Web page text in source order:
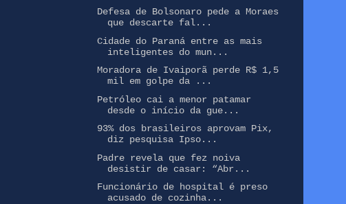
Defesa de Bolsonaro pede a Moraes
que descarte fal...
Cidade do Paraná entre as mais
inteligentes do mun...
Moradora de Ivaiporã perde R$ 1,5
mil em golpe da ...
Petróleo cai a menor patamar
desde o início da gue...
93% dos brasileiros aprovam Pix,
diz pesquisa Ipso...
Padre revela que fez noiva
desistir de casar: “Abr...
Funcionário de hospital é preso
acusado de cozinha...